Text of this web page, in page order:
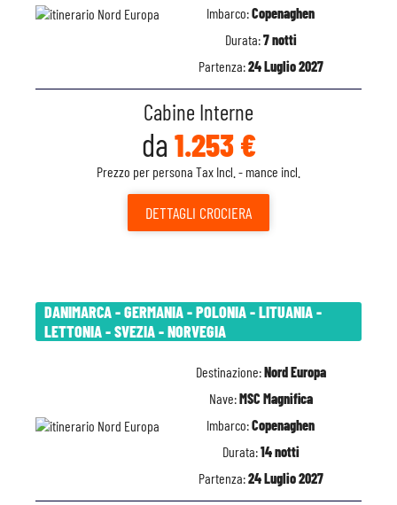
Imbarco:Copenaghen
Durata:7 notti
Partenza:24 Luglio 2027
Cabine Interne
da 1.253 €
Prezzo per persona Tax Incl. - mance incl.
DETTAGLI CROCIERA
DANIMARCA - GERMANIA - POLONIA - LITUANIA -
LETTONIA - SVEZIA - NORVEGIA
Destinazione:Nord Europa
Nave:MSC Magnifica
Imbarco:Copenaghen
Durata:14 notti
Partenza:24 Luglio 2027